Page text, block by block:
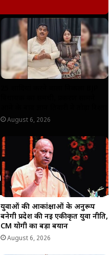
August 6, 2026
युवाओं की आकांक्षाओं के अनुरूप
बनेगी प्रदेश की नई एकीकृत युवा नीति,
CM योगी का बड़ा बयान
August 6, 2026